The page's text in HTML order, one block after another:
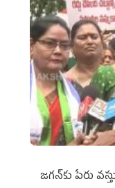
జగన్‌కు పేరు